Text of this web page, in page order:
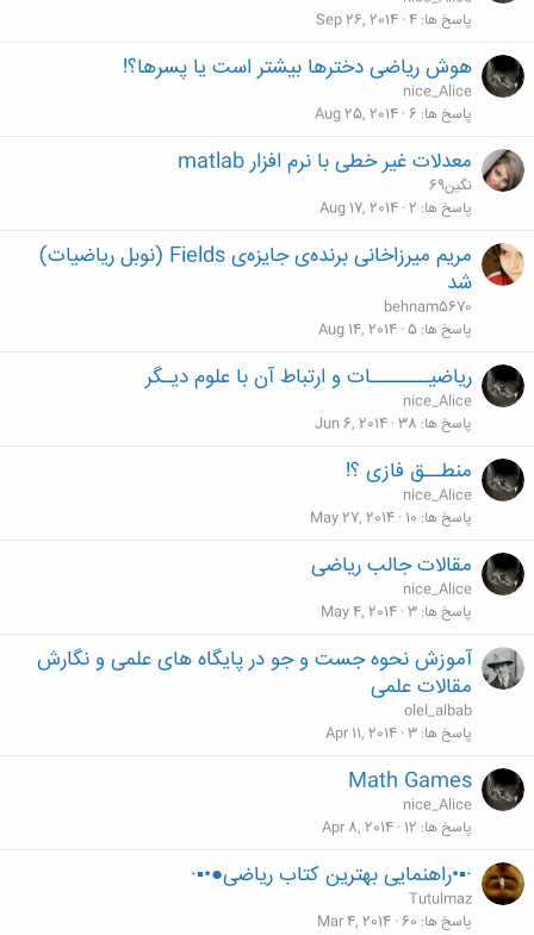
پاسخ ها 4
Sep 26, 2014
هوش ریاضی دخترها بیشتر است یا پسرها؟!
nice_Alice
پاسخ ها 6
Aug 25, 2014
معدلات غیر خطی با نرم افزار matlab
نگین69
پاسخ ها 2
Aug 17, 2014
مریم میرزاخانی برنده‌ی جایزه‌ی Fields (نوبل ریاضیات)
شد
behnam5670
پاسخ ها 5
Aug 14, 2014
ریاضیـــــــات و ارتباط آن با علوم دیـگر
nice_Alice
پاسخ ها 38
Jun 6, 2014
منطــق فازی ؟!
nice_Alice
پاسخ ها 10
May 27, 2014
مقالات جالب ریاضی
nice_Alice
پاسخ ها 3
May 4, 2014
آموزش نحوه جست و جو در پایگاه های علمی و نگارش
مقالات علمی
olel_albab
پاسخ ها 3
Apr 11, 2014
Math Games
nice_Alice
پاسخ ها 12
Apr 8, 2014
·▪•راهنمایی بهترین کتاب ریاضی●•▪·
Tutulmaz
پاسخ ها 60
Mar 4, 2014